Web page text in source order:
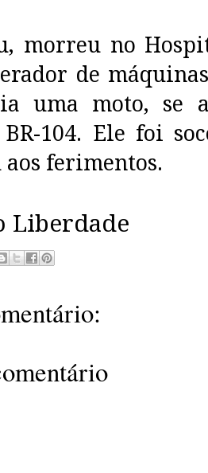
morreu no
de
uma moto, se
104. Ele foi
ferimentos.
Liberdade